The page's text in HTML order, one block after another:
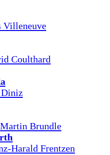
Villeneuve
Coulthard
Diniz
Martin Brundle
Harald Frentzen